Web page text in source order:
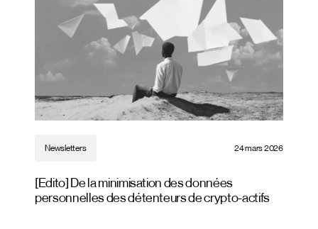
Newsletters 24 mars 2026
[Edito] De la minimisation des données
personnelles des détenteurs de crypto-actifs